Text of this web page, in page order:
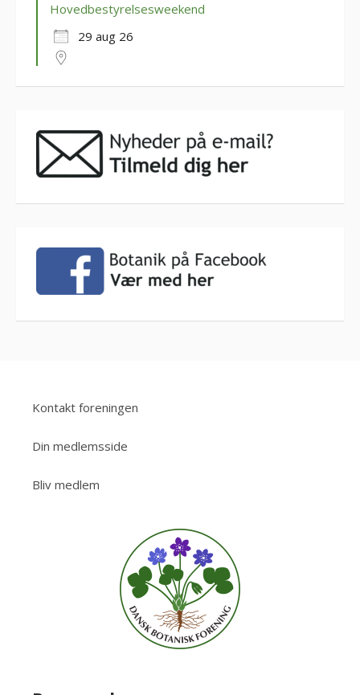
Hovedbestyrelsesweekend
29 aug 26
Kontakt foreningen
Din medlemsside
Bliv medlem